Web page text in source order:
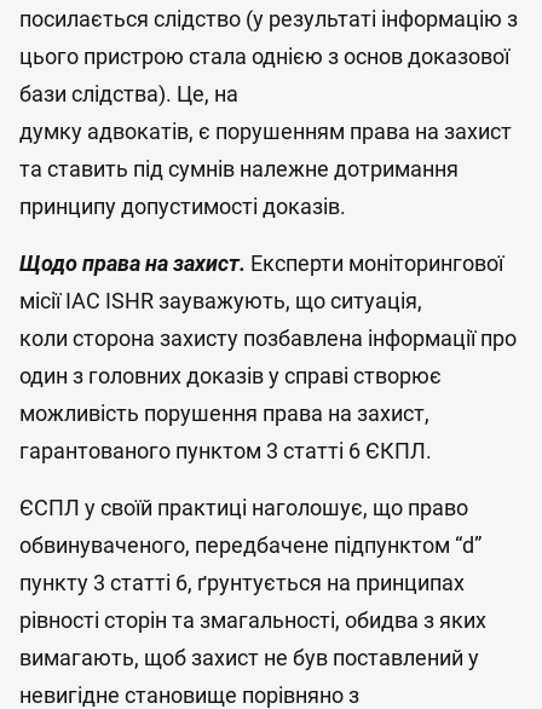
посилається слідство (у результаті інформацію з
цього пристрою стала однією з основ доказової
бази слідства). Це, на
думку адвокатів, є порушенням права на захист
та ставить під сумнів належне дотримання
принципу допустимості доказів.
Щодо права на захист. Експерти моніторингової
місії IAC ISHR зауважують, що ситуація,
коли сторона захисту позбавлена інформації про
один з головних доказів у справі створює
можливість порушення права на захист,
гарантованого пунктом 3 статті 6 ЄКПЛ.
ЄСПЛ у своїй практиці наголошує, що право
обвинуваченого, передбачене підпунктом “d”
пункту 3 статті 6, ґрунтується на принципах
рівності сторін та змагальності, обидва з яких
вимагають, щоб захист не був поставлений у
невигідне становище порівняно з